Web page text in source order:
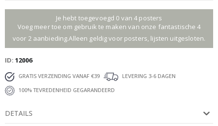
Je hebt toegevoegd 0 van 4 posters
Voeg meer toe om gebruik te maken van onze fantastische 4
voor 2 aanbieding.Alleen geldig voor posters, lijsten uitgesloten.
ID 12006
GRATIS VERZENDING VANAF €39
LEVERING 3-6 DAGEN
100% TEVREDENHEID GEGARANDEERD
DETAILS